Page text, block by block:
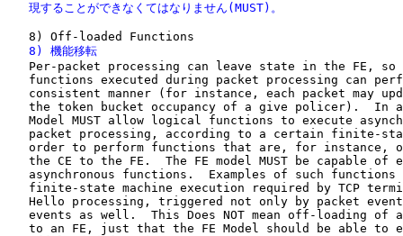
   現することができなくてはなりません(MUST)。
   8) 機能移転
Per-packet processing can leave state in the FE,
functions executed during packet processing can
consistent manner (for instance, each packet may
the token bucket occupancy of a give policer).  In
Model MUST allow logical functions to execute
packet processing, according to a certain finite-
order to perform functions that are, for instance,
the CE to the FE.  The FE model MUST be capable of
asynchronous functions.  Examples of such functions
finite-state machine execution required by TCP
Hello processing, triggered not only by packet
events as well.  This Does NOT mean off-loading of
to an FE, just that the FE Model should be able to